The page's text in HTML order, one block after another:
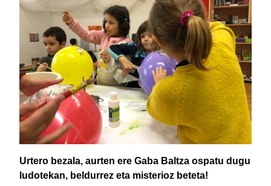
Urtero bezala, aurten ere Gaba Baltza ospatu dugu
ludotekan, beldurrez eta misterioz beteta!